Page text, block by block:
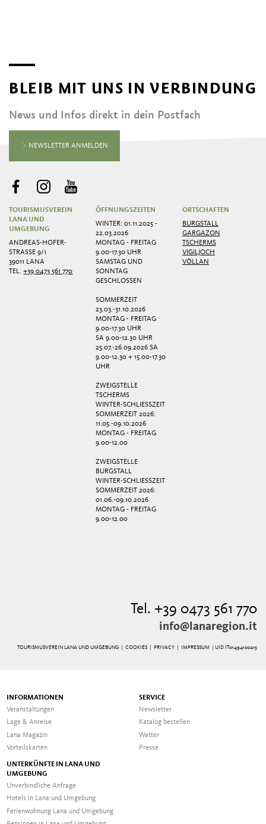
BLEIB MIT UNS IN VERBINDUNG
News und Infos direkt in dein Postfach
NEWSLETTER ANMELDEN
TOURISMUSVEREIN
LANA UND
UMGEBUNG
ANDREAS-HOFER-
STRASSE 9/1
39011 LANA
TEL.+39 0473 561 770
ÖFFNUNGSZEITEN
WINTER: 01.11.2025 -
22.03.2026
MONTAG - FREITAG
9.00-17.30 UHR
SAMSTAG UND
SONNTAG
GESCHLOSSEN
SOMMERZEIT
23.03.-31.10.2026
MONTAG - FREITAG
9.00-17.30 UHR
SA 9.00-12.30 UHR
25.07.-26.09.2026 SA
9.00-12.30 + 15.00-17.30
UHR
ZWEIGSTELLE
TSCHERMS
WINTER-SCHLIESSZEIT
SOMMERZEIT 2026:
11.05.-09.10.2026
MONTAG - FREITAG
9.00-12.00
ZWEIGSTELLE
BURGSTALL
WINTER-SCHLIESSZEIT
SOMMERZEIT 2026:
01.06.-09.10.2026
MONTAG - FREITAG
9.00-12.00
ORTSCHAFTEN
BURGSTALL
GARGAZON
TSCHERMS
VIGILJOCH
VÖLLAN
Tel. +39 0473 561 770
info@lanaregion.it
TOURISMUSVEREIN LANA UND UMGEBUNG | COOKIES| PRIVACY| IMPRESSUM | UID IT01494100215
INFORMATIONEN
Veranstaltungen
Lage & Anreise
Lana Magazin
Vorteilskarten
SERVICE
Newsletter
Katalog bestellen
Wetter
Presse
UNTERKÜNFTE IN LANA UND
UMGEBUNG
Unverbindliche Anfrage
Hotels in Lana und Umgebung
Ferienwohnung Lana und Umgebung